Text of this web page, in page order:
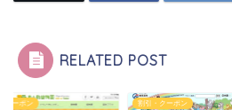
RELATED POST
クーポン 割引・クーポン